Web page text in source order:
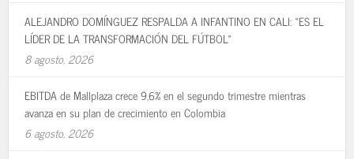
ALEJANDRO DOMÍNGUEZ RESPALDA A INFANTINO EN CALI: «ES EL
LÍDER DE LA TRANSFORMACIÓN DEL FÚTBOL»
8 agosto, 2026
EBITDA de Mallplaza crece 9,6% en el segundo trimestre mientras
avanza en su plan de crecimiento en Colombia
6 agosto, 2026